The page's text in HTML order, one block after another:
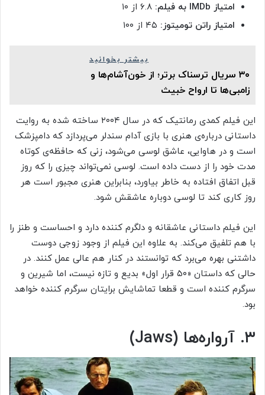
امتیاز IMDb به فیلم:
امتیاز راتن تومیتوز:
بیشتر بخوانید
۳۰ سریال ترسناک برتر؛ از خون‌آشام‌ها و
زامبی‌ها تا ارواح خبیث
این فیلم کمدی رمانتیک که در سال ۲۰۰۴ ساخته شده به روایت
داستانی درباره‌ی هنری با بازی آدام سندلر می‌پردازد که دامپزشک
است و در هاوایی، عاشق لوسی می‌شود، زنی که حافظه‌ی کوتاه
مدت خود را از دست داده است. لوسی نمی‌تواند چیزی را که روز
قبل اتفاق افتاده به خاطر بیاورد، بنابراین هنری مجبور است هر
روز کاری کند تا لوسی دوباره عاشقش شود.
این فیلم داستانی عاشقانه و دلگرم کننده دارد و احساست و طنز را
با هم تلفیق می‌کند. به علاوه این فیلم از وجود زوجی دوست
داشتنی بهره می‌برد که توانستند در کنار هم عالی عمل کنند. در
حالی که داستان «۵۰ قرار اول» بدیع و تازه نیست، اما شیرین و
سرگرم کننده است و قطعا تماشایش برایتان سرگرم کننده خواهد
بود.
۳. آرواره‌ها (Jaws)